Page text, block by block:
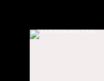
Saltar